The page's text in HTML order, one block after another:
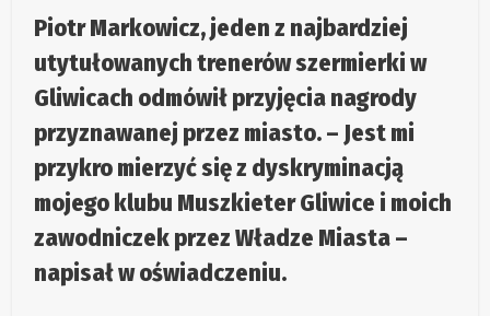
Piotr Markowicz, jeden z najbardziej
utytułowanych trenerów szermierki w
Gliwicach odmówił przyjęcia nagrody
przyznawanej przez miasto. – Jest mi
przykro mierzyć się z dyskryminacją
mojego klubu Muszkieter Gliwice i moich
zawodniczek przez Władze Miasta –
napisał w oświadczeniu.